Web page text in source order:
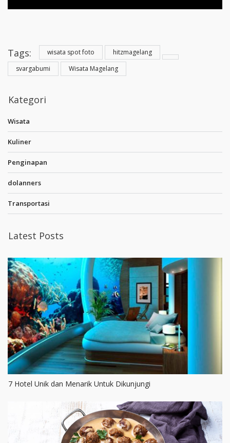
Tags: wisata spot foto
hitzmagelang
svargabumi
Wisata Magelang
Kategori
Wisata
Kuliner
Penginapan
dolanners
Transportasi
Latest Posts
7 Hotel Unik dan Menarik Untuk Dikunjungi